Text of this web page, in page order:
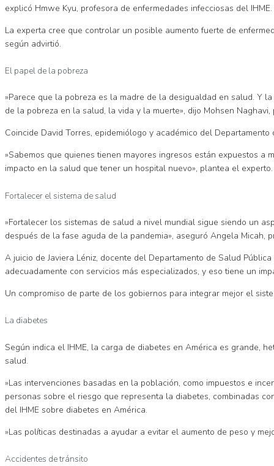
explicó Hmwe Kyu, profesora de enfermedades infecciosas del IHME.
La experta cree que controlar un posible aumento fuerte de
según advirtió.
El papel de la pobreza
»Parece que la pobreza es la madre de la desigualdad en salud. Y
de la pobreza en la salud, la vida y la muerte», dijo Mohsen
Coincide David Torres, epidemiólogo y académico del
»Sabemos que quienes tienen mayores ingresos están expuestos
impacto en la salud que tener un hospital nuevo», plantea el experto.
Fortalecer el sistema de salud
»Fortalecer los sistemas de salud a nivel mundial sigue siendo un
después de la fase aguda de la pandemia», aseguró Angela Micah,
A juicio de Javiera Léniz, docente del Departamento de Salud
adecuadamente con servicios más especializados, y eso tiene un
Un compromiso de parte de los gobiernos para integrar mejor el
La diabetes
Según indica el IHME, la carga de diabetes en América es grande,
salud.
»Las intervenciones basadas en la población, como impuestos e
personas sobre el riesgo que representa la diabetes, combinadas
del IHME sobre diabetes en América.
»Las políticas destinadas a ayudar a evitar el aumento de peso y
Accidentes de tránsito